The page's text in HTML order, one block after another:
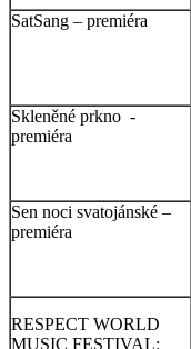
SatSang – premiéra
Skleněné prkno -
premiéra
Sen noci svatojánské –
premiéra
RESPECT WORLD
MUSIC FESTIVAL: